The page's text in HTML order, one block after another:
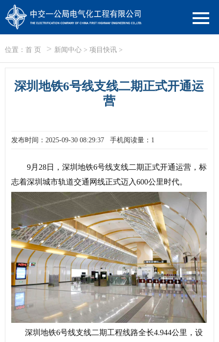
位置： 首 页 > 新闻中心 > 项目快讯 >
深圳地铁6号线支线二期正式开通运
营
发布时间：2025-09-30 08:29:37 手机阅读量：1
9月28日，深圳地铁6号线支线二期正式开通运营，标
志着深圳城市轨道交通网线正式迈入600公里时代。
深圳地铁6号线支线二期工程线路全长4.944公里，设